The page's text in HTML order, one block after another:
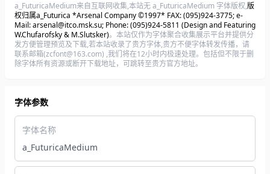
a_FuturicaMedium来自互联网收集,本站无 a_FuturicaMedium 字体版权,版
权归属a_Futurica *Arsenal Company ©1997* FAX: (095)924-3775; e-
Mail: arsenal@itco.msk.su; Phone: (095)924-5811 (Design and Featuring
W.Chufarofsky & M.Slutsker)。本站仅作为字体聚合收集展示平台并提供分
发方便管理预览及下载,若本站收录了贵方字体,贵方不便字体转发传播，请
联系邮箱(zcfont@163.com) ,我们将在12小时内极速处理。包括但不限于删
除字体所有资源或断开下载地址，可跳转至贵方官方地址。
字体参数
字体名称
a_FuturicaMedium